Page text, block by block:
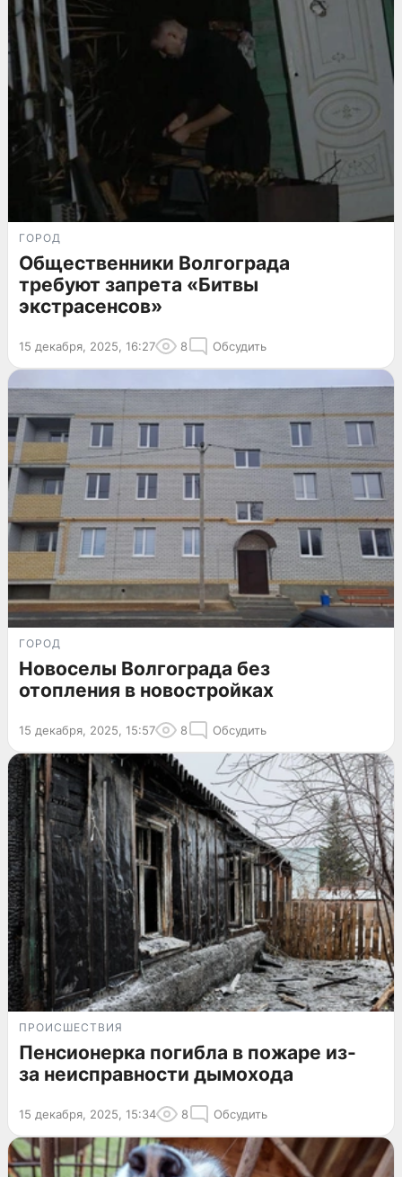
ГОРОД
Общественники Волгограда
требуют запрета «Битвы
экстрасенсов»
15 декабря, 2025, 16:27 8 Обсудить
ГОРОД
Новоселы Волгограда без
отопления в новостройках
15 декабря, 2025, 15:57 8 Обсудить
ПРОИСШЕСТВИЯ
Пенсионерка погибла в пожаре из-
за неисправности дымохода
15 декабря, 2025, 15:34 8 Обсудить